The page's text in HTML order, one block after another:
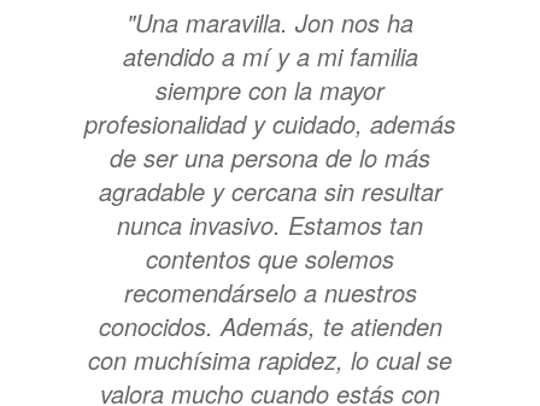
"Una maravilla. Jon nos ha
atendido a mí y a mi familia
siempre con la mayor
profesionalidad y cuidado, además
de ser una persona de lo más
agradable y cercana sin resultar
nunca invasivo. Estamos tan
contentos que solemos
recomendárselo a nuestros
conocidos. Además, te atienden
con muchísima rapidez, lo cual se
valora mucho cuando estás con